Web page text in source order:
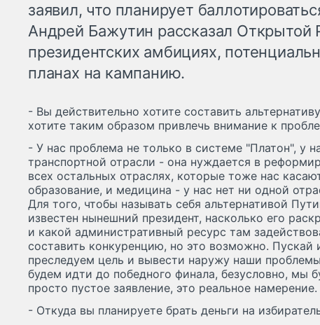
заявил, что планирует
Андрей Бажутин рассказал Открытой
президентских амбициях,
планах на кампанию.
- Вы действительно хотите составить
хотите таким образом привлечь внимание к
- У нас проблема не только в системе "Платон", у
транспортной отрасли - она нуждается в
всех остальных отраслях, которые тоже нас
образование, и медицина - у нас нет ни одной
Для того, чтобы называть себя альтернативой
известен нынешний президент, насколько его
и какой административный ресурс там
составить конкуренцию, но это возможно. Пускай
преследуем цель и вывести наружу наши
будем идти до победного финала, безусловно, мы
просто пустое заявление, это реальное намерение.
- Откуда вы планируете брать деньги на